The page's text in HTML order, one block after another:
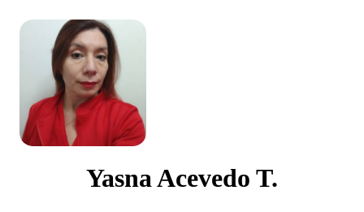
Yasna Acevedo T.